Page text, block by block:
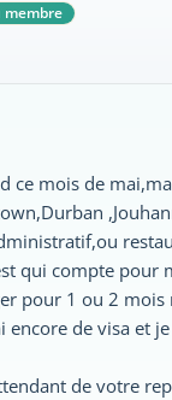
membre
ce mois de
qui compte pour
pour 1 ou 2
encore de visa et
de votre